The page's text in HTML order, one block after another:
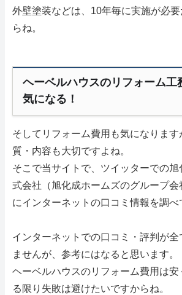
外壁塗装などは、10年毎に実施が必
らね。
ヘーベルハウスのリフォーム工
気になる！
そしてリフォーム費用も気になりま
質・内容も大切ですよね。
そこで当サイトで、ツイッターでの
式会社（旭化成ホームズのグループ
にインターネットの口コミ情報を調べ
インターネットでの口コミ・評判が
ませんが、参考にはなると思います。
ヘーベルハウスのリフォーム費用は安
る限り失敗は避けたいですからね。